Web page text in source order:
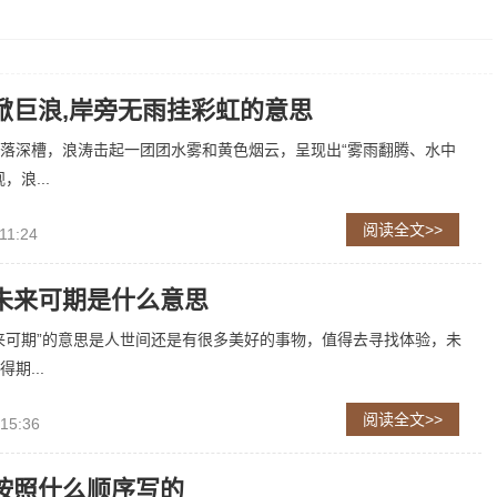
巨浪,岸旁无雨挂彩虹的意思
深槽，浪涛击起一团团水雾和黄色烟云，呈现出“雾雨翻腾、水中
浪...
阅读全文>>
来可期是什么意思
可期”的意思是人世间还是有很多美好的事物，值得去寻找体验，未
期...
阅读全文>>
照什么顺序写的